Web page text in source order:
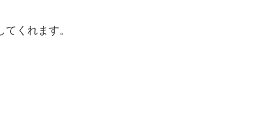
くれます。